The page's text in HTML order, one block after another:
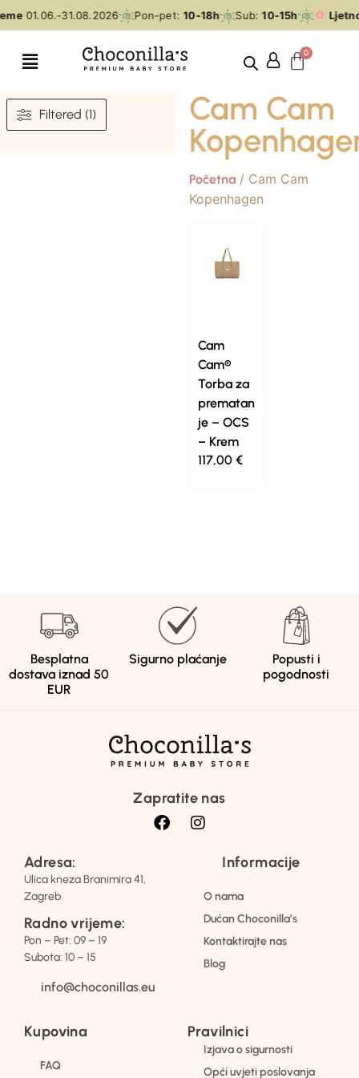
01.06.-31.08.2026 Pon-pet: 10-18h Sub: 10-15h
Filtered (1)
Cam Cam
Početna/ Cam Cam
Kopenhagen
Cam
Cam®
Torba za
prematan
je – OCS
– Krem
117,00 €
Besplatna
dostava iznad 50
EUR
Sigurno plaćanje
Popusti i
pogodnosti
Zapratite nas
Adresa:
Ulica kneza Branimira 41,
Zagreb
Radno vrijeme:
Pon – Pet: 09 – 19
Subota: 10 – 15
info@choconillas.eu
Informacije
O nama
Dućan Choconilla’s
Kontaktirajte nas
Blog
Kupovina
FAQ
Pravilnici
Izjava o sigurnosti
Opći uvjeti poslovanja